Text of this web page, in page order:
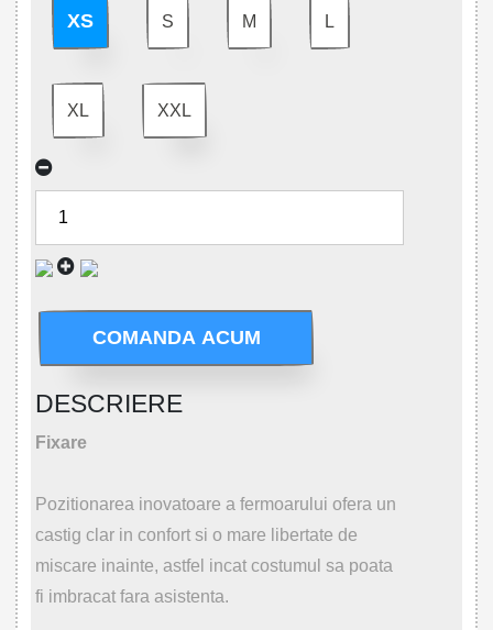
XS S M L
XL XXL
COMANDA ACUM
DESCRIERE
Fixare
Pozitionarea inovatoare a fermoarului ofera un
castig clar in confort si o mare libertate de
miscare inainte, astfel incat costumul sa poata
fi imbracat fara asistenta.